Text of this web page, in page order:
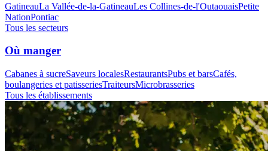
GatineauLa Vallée-de-la-GatineauLes Collines-de-l'OutaouaisPetite
NationPontiac
Tous les secteurs
Où manger
Cabanes à sucreSaveurs localesRestaurantsPubs et barsCafés,
boulangeries et patisseriesTraiteursMicrobrasseries
Tous les établissements